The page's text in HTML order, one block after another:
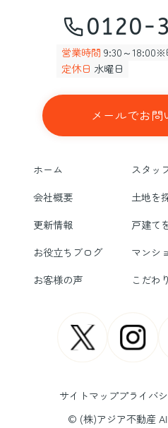
0120-
営業時間 9:30～18:00※
定休日 水曜日
メールでお問
ホーム スタッ
会社概要
土地を
更新情報
戸建て
お役立ちブログ
マンシ
お客様の声
こだわ
サイトマッププライバ
© (株)アジア不動産